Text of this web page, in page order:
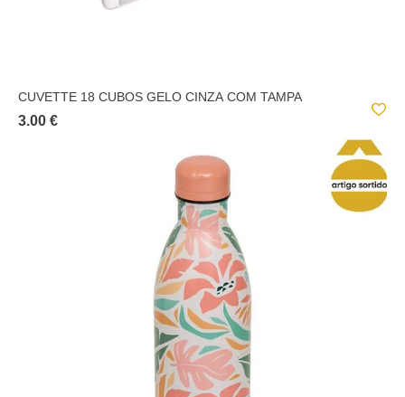
CUVETTE 18 CUBOS GELO CINZA COM TAMPA
3.00 €